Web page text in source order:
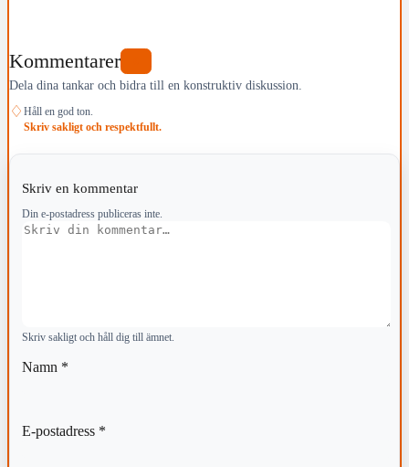
Kommentarer
Dela dina tankar och bidra till en konstruktiv diskussion.
♢ Håll en god ton.
Skriv sakligt och respektfullt.
Skriv en kommentar
Din e-postadress publiceras inte.
Kommentar
Skriv sakligt och håll dig till ämnet.
Namn *
E-postadress *